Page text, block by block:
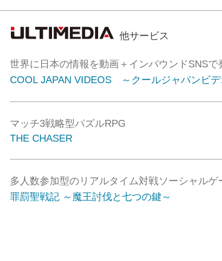
他サービス
世界に日本の情報を動画＋インバウンドSNSで
COOL JAPAN VIDEOS ～クールジャパンビ
マッチ3戦略型パズルRPG
THE CHASER
多人数参加型のリアルタイム対戦ソーシャルゲ
罪罰聖戦記 ～魔王討伐と七つの鍵～